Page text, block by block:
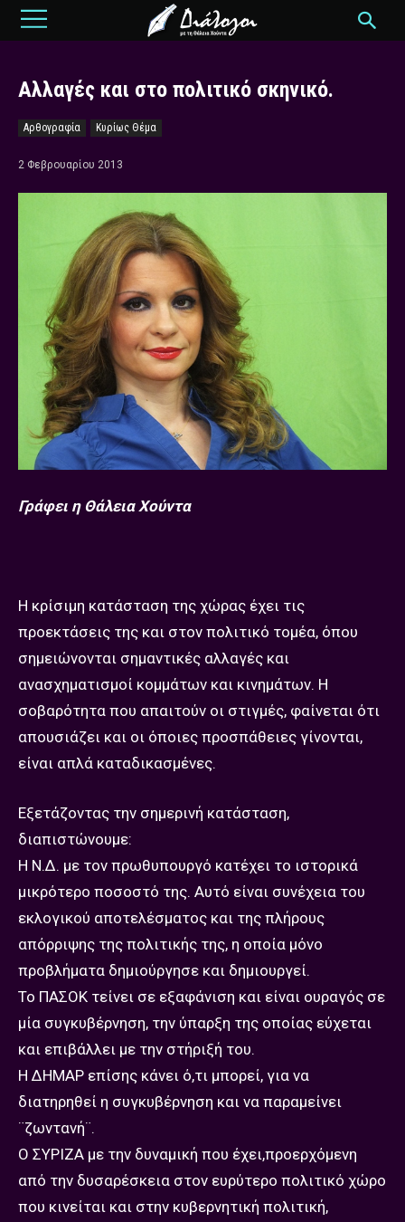
Αλλαγές και στο πολιτικό σκηνικό.
Αρθογραφία Κυρίως Θέμα
2 Φεβρουαρίου 2013
Γράφει η Θάλεια Χούντα
Η κρίσιμη κατάσταση της χώρας έχει τις
προεκτάσεις της και στον πολιτικό τομέα, όπου
σημειώνονται σημαντικές αλλαγές και
ανασχηματισμοί κομμάτων και κινημάτων. Η
σοβαρότητα που απαιτούν οι στιγμές, φαίνεται ότι
απουσιάζει και οι όποιες προσπάθειες γίνονται,
είναι απλά καταδικασμένες.
Εξετάζοντας την σημερινή κατάσταση,
διαπιστώνουμε:
Η Ν.Δ. με τον πρωθυπουργό κατέχει το ιστορικά
μικρότερο ποσοστό της. Αυτό είναι συνέχεια του
εκλογικού αποτελέσματος και της πλήρους
απόρριψης της πολιτικής της, η οποία μόνο
προβλήματα δημιούργησε και δημιουργεί.
Το ΠΑΣΟΚ τείνει σε εξαφάνιση και είναι ουραγός σε
μία συγκυβέρνηση, την ύπαρξη της οποίας εύχεται
και επιβάλλει με την στήριξή του.
Η ΔΗΜΑΡ επίσης κάνει ό,τι μπορεί, για να
διατηρηθεί η συγκυβέρνηση και να παραμείνει
¨ζωντανή¨.
Ο ΣΥΡΙΖΑ με την δυναμική που έχει,προερχόμενη
από την δυσαρέσκεια στον ευρύτερο πολιτικό χώρο
που κινείται και στην κυβερνητική πολιτική,